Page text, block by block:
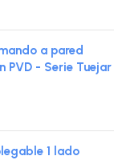
a pared
PVD - Serie Tuejar
1 lado